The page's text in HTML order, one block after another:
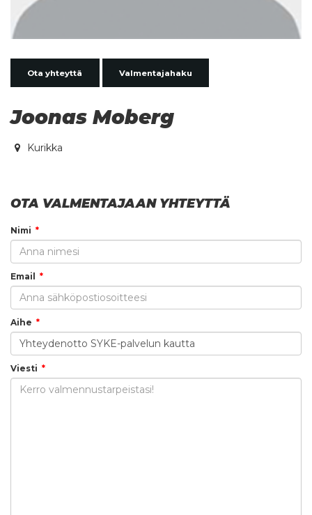
Ota yhteyttä Valmentajahaku
Joonas Moberg
Kurikka
OTA VALMENTAJAAN YHTEYTTÄ
Nimi
Email
Aihe
Viesti